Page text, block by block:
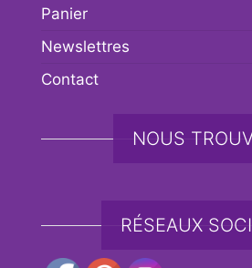
Panier
Newslettres
Contact
NOUS
RÉSEAUX